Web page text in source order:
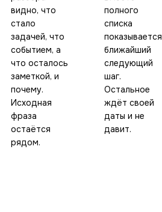
видно, что
стало
задачей, что
событием, а
что осталось
заметкой, и
почему.
Исходная
фраза
остаётся
рядом.
полного
списка
показывается
ближайший
следующий
шаг.
Остальное
ждёт своей
даты и не
давит.